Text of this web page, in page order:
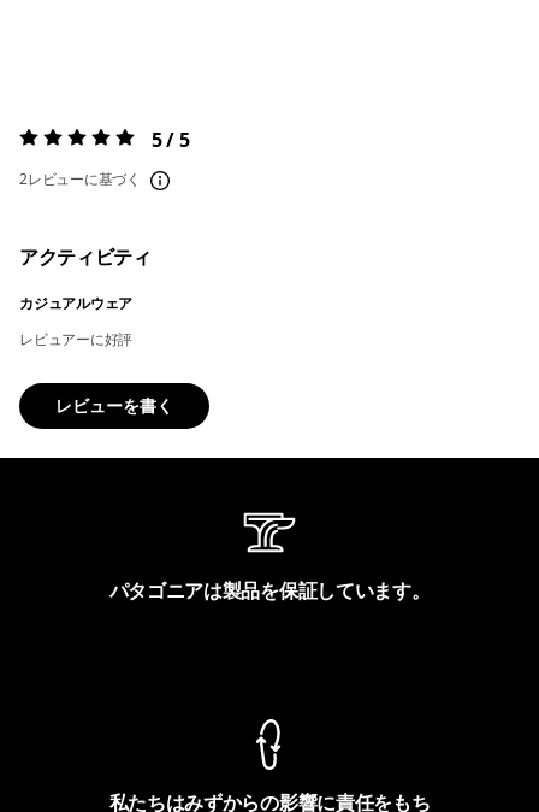
評価:5 / 5 5 / 5
2レビューに基づく
アクティビティ
カジュアルウェア
レビュアーに好評
レビューを書く
パタゴニアは製品を保証しています。
私たちはみずからの影響に責任をもち